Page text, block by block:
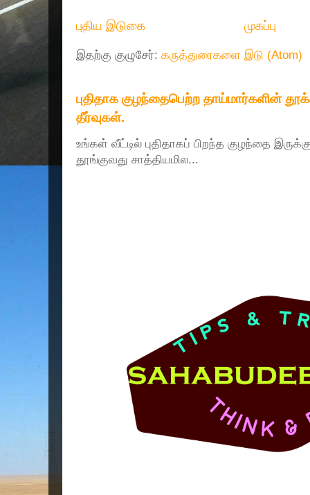
புதிய இடுகை முகப்பு
இதற்கு குழுசேர்: கருத்துரைகளை இடு (Atom)
புதிதாக குழந்தைபெற்ற தாய்மார்களின்
தீர்வுகள்.
உங்கள் வீட்டில் புதிதாகப் பிறந்த குழந்தை
தூங்குவது சாத்தியமில...